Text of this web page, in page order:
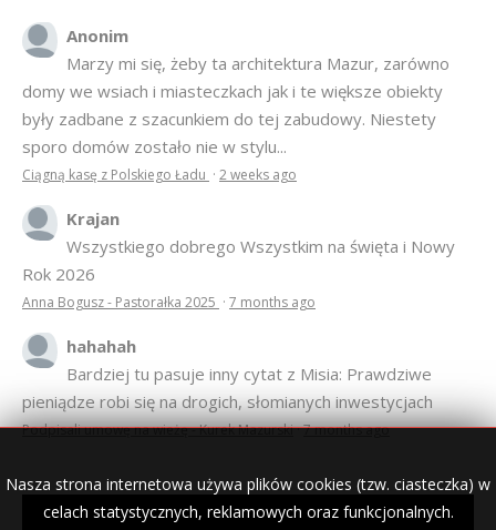
Anonim
Marzy mi się, żeby ta architektura Mazur, zarówno
domy we wsiach i miasteczkach jak i te większe obiekty
były zadbane z szacunkiem do tej zabudowy. Niestety
sporo domów zostało nie w stylu...
Ciągną kasę z Polskiego Ładu · 2 weeks ago
Krajan
Wszystkiego dobrego Wszystkim na święta i Nowy
Rok 2026
Anna Bogusz - Pastorałka 2025 · 7 months ago
hahahah
Bardziej tu pasuje inny cytat z Misia: Prawdziwe
pieniądze robi się na drogich, słomianych inwestycjach
Podpisali umowę na wieżę - Kurek Mazurski·7 months ago
Nasza strona internetowa używa plików cookies (tzw. ciasteczka) w
celach statystycznych, reklamowych oraz funkcjonalnych.